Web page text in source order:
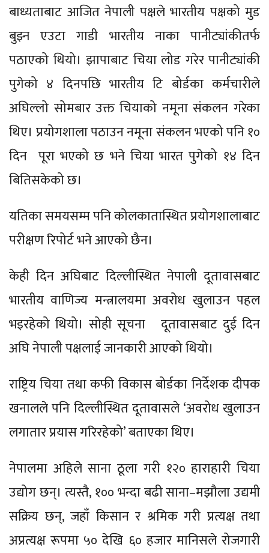
बाध्यताबाट आजित नेपाली पक्षले भारतीय पक्षको मुड
बुझ्न एउटा गाडी भारतीय नाका पानीट्यांकीतर्फ
पठाएको थियो। झापाबाट चिया लोड गरेर पानीट्यांकी
पुगेको ४ दिनपछि भारतीय टि बोर्डका कर्मचारीले
अघिल्लो सोमबार उक्त चियाको नमूना संकलन गरेका
थिए। प्रयोगशाला पठाउन नमूना संकलन भएको पनि १०
दिन पूरा भएको छ भने चिया भारत पुगेको १४ दिन
बितिसकेको छ।
यतिका समयसम्म पनि कोलकातास्थित प्रयोगशालाबाट
परीक्षण रिपोर्ट भने आएको छैन।
केही दिन अघिबाट दिल्लीस्थित नेपाली दूतावासबाट
भारतीय वाणिज्य मन्त्रालयमा अवरोध खुलाउन पहल
भइरहेको थियो। सोही सूचना दूतावासबाट दुई दिन
अघि नेपाली पक्षलाई जानकारी आएको थियो।
राष्ट्रिय चिया तथा कफी विकास बोर्डका निर्देशक दीपक
खनालले पनि दिल्लीस्थित दूतावासले ‘अवरोध खुलाउन
लगातार प्रयास गरिरहेको’ बताएका थिए।
नेपालमा अहिले साना ठूला गरी १२० हाराहारी चिया
उद्योग छन्। त्यस्तै, १०० भन्दा बढी साना–मझौला उद्यमी
सक्रिय छन्, जहाँ किसान र श्रमिक गरी प्रत्यक्ष तथा
अप्रत्यक्ष रूपमा ५० देखि ६० हजार मानिसले रोजगारी